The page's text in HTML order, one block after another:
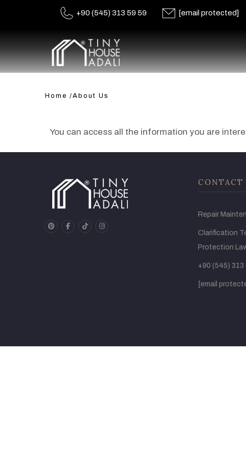
+90 (545) 313 59 59 [email protected]
Home /About Us
You can access all the information you are
pinterest
facebook
tiktokinstagram
Repair
Clarification
Protection
+90 (545) 313
[email